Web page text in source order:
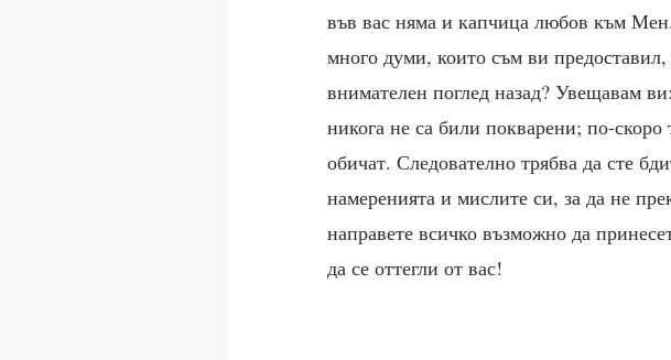
във вас няма и капчица любов към
много думи, които съм ви
внимателен поглед назад? Увещавам
никога не са били покварени; по-
обичат. Следователно трябва да сте
намеренията и мислите си, за да не
направете всичко възможно да
да се оттегли от вас!